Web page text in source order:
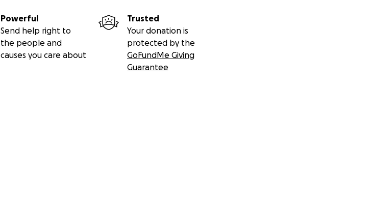
Powerful
Send help right to
the people and
causes you care about
Trusted
Your donation is
protected by the
GoFundMe Giving
Guarantee